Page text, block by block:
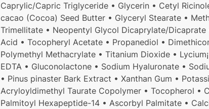
Caprylic/Capric Triglyceride • Glycerin • Cetyl
cacao (Cocoa) Seed Butter • Glyceryl Stearate •
Trimellitate • Neopentyl Glycol Dicaprylate/
Acid • Tocopheryl Acetate • Propanediol •
Polymethyl Methacrylate • Titanium Dioxide •
EDTA • Gluconolactone • Sodium Hyaluronate •
• Pinus pinaster Bark Extract • Xanthan Gum •
Acryloyldimethyl Taurate Copolymer • Tocopherol •
Palmitoyl Hexapeptide-14 • Ascorbyl Palmitate •